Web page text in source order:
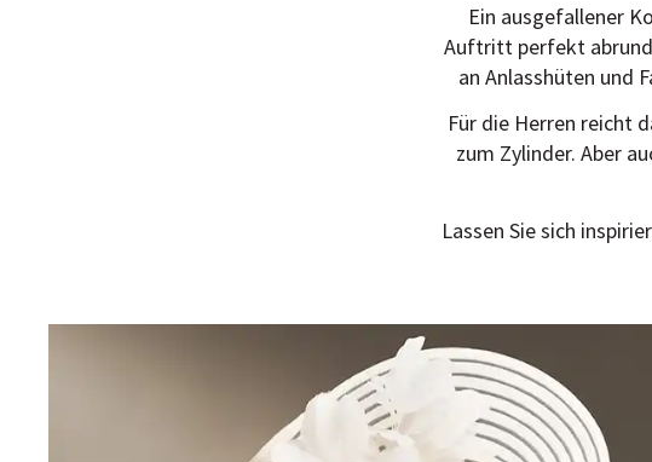
Ein ausgefallener
Auftritt perfekt
an Anlasshüten und
Für die Herren reicht
zum Zylinder. Aber
Lassen Sie sich